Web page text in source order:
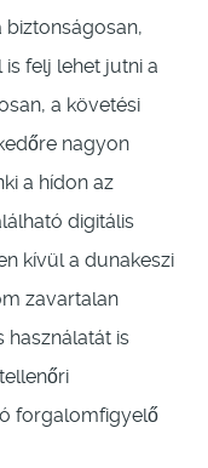
biztonságosan,
felj lehet jutni a
a követési
nagyon
a hídon az
digitális
kívül a dunakeszi
zavartalan
használatát is
forgalomfigyelő